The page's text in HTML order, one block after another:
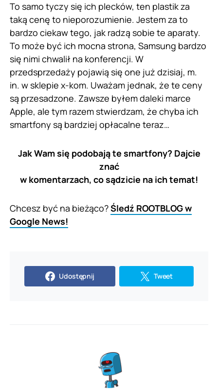
To samo tyczy się ich plecków, ten plastik za
taką cenę to nieporozumienie. Jestem za to
bardzo ciekaw tego, jak radzą sobie te aparaty.
To może być ich mocna strona, Samsung bardzo
się nimi chwalił na konferencji. W
przedsprzedaży pojawią się one już dzisiaj, m.
in. w sklepie x-kom. Uważam jednak, że te ceny
są przesadzone. Zawsze byłem daleki marce
Apple, ale tym razem stwierdzam, że chyba ich
smartfony są bardziej opłacalne teraz…
Jak Wam się podobają te smartfony? Dajcie
znać
w komentarzach, co sądzicie na ich temat!
Chcesz być na bieżąco?Śledź ROOTBLOG w
Google News!
Udostępnij Tweet